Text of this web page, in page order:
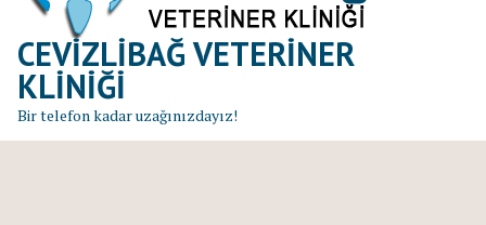
t
CEVIZLIBAĞ VETERINER
KLINIĞI
Bir telefon kadar uzağınızdayız!